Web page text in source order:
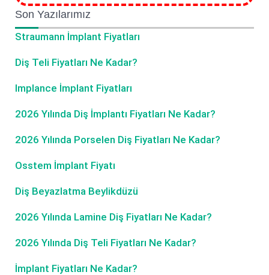
Son Yazılarımız
Straumann İmplant Fiyatları
Diş Teli Fiyatları Ne Kadar?
Implance İmplant Fiyatları
2026 Yılında Diş İmplantı Fiyatları Ne Kadar?
2026 Yılında Porselen Diş Fiyatları Ne Kadar?
Osstem İmplant Fiyatı
Diş Beyazlatma Beylikdüzü
2026 Yılında Lamine Diş Fiyatları Ne Kadar?
2026 Yılında Diş Teli Fiyatları Ne Kadar?
İmplant Fiyatları Ne Kadar?